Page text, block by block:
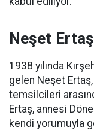
Neşet
1938 yılında
gelen Neşet
temsilcileri
Ertaş, annesi
kendi yorumuyla